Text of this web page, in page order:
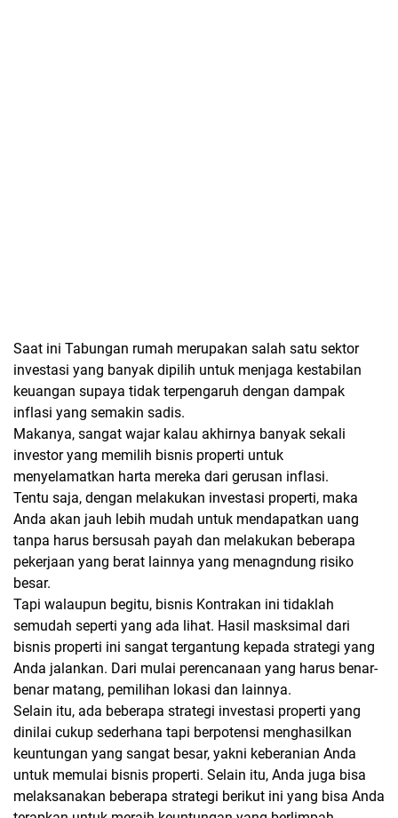
Saat ini Tabungan rumah merupakan salah satu sektor
investasi yang banyak dipilih untuk menjaga kestabilan
keuangan supaya tidak terpengaruh dengan dampak
inflasi yang semakin sadis.
Makanya, sangat wajar kalau akhirnya banyak sekali
investor yang memilih bisnis properti untuk
menyelamatkan harta mereka dari gerusan inflasi.
Tentu saja, dengan melakukan investasi properti, maka
Anda akan jauh lebih mudah untuk mendapatkan uang
tanpa harus bersusah payah dan melakukan beberapa
pekerjaan yang berat lainnya yang menagndung risiko
besar.
Tapi walaupun begitu, bisnis Kontrakan ini tidaklah
semudah seperti yang ada lihat. Hasil masksimal dari
bisnis properti ini sangat tergantung kepada strategi yang
Anda jalankan. Dari mulai perencanaan yang harus benar-
benar matang, pemilihan lokasi dan lainnya.
Selain itu, ada beberapa strategi investasi properti yang
dinilai cukup sederhana tapi berpotensi menghasilkan
keuntungan yang sangat besar, yakni keberanian Anda
untuk memulai bisnis properti. Selain itu, Anda juga bisa
melaksanakan beberapa strategi berikut ini yang bisa Anda